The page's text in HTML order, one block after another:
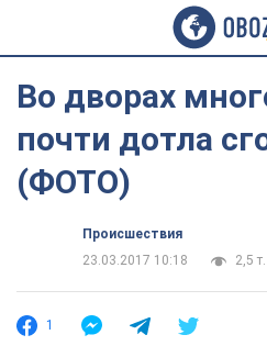
Во дворах
почти дотла
(ФОТО)
Происшествия
23.03.2017 10:18
2,5 т.
1